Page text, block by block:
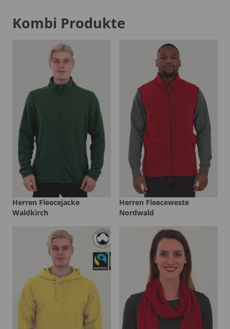
Kombi Produkte
Herren Fleecejacke
Waldkirch
Herren Fleeceweste
Nordwald